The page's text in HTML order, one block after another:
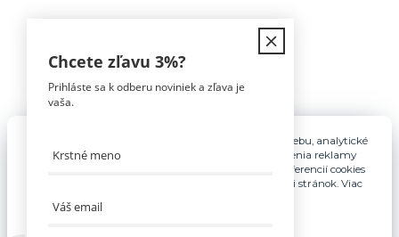
Tomáš Hula
Pre základnú funkčnosť, spríjemnenie používania webu, analytické
účely a v prípade udelenia súhlasu aj na účely cielenia reklamy
využívame súbory cookies. Nastavenie vlastných preferencií cookies
môžete kedykoľvek upraviť odkazom v spodnej časti stránok. Viac
Chcete zľavu 3%?
Prihláste sa k odberu noviniek a zľava je
vaša.